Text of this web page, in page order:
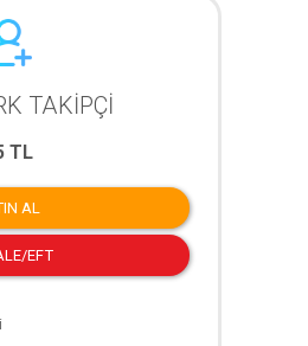
TAKİPÇİ
TL
AL
EFT